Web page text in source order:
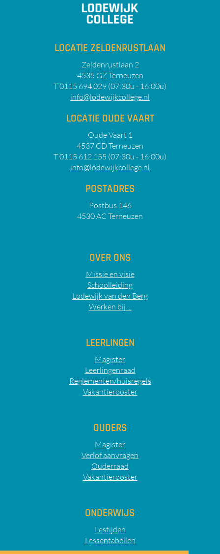
LOCATIE ZELDENRUSTLAAN
Zeldenrustlaan 2
4535 GZ Terneuzen
T 0115 694 029 (07:30u - 16:00u)
info@lodewijkcollege.nl
LOCATIE OUDE VAART
Oude Vaart 1
4537 CD Terneuzen
T 0115 612 155 (07:30u - 16:00u)
info@lodewijkcollege.nl
POSTADRES
Postbus 146
4530 AC Terneuzen
OVER ONS
Missie en visie
Schoolleiding
Lodewijk van den Berg
Werken bij ...
LEERLINGEN
Magister
Leerlingenraad
Reglementen/huisregels
Vakantierooster
OUDERS
Magister
Verlof aanvragen
Ouderraad
Vakantierooster
ONDERWIJS
Lestijden
Lessentabellen